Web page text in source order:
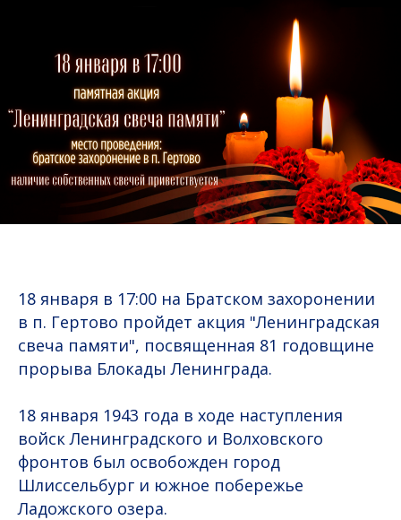
18 января в 17:00 на Братском захоронении
в п. Гертово пройдет акция "Ленинградская
свеча памяти", посвященная 81 годовщине
прорыва Блокады Ленинграда.
18 января 1943 года в ходе наступления
войск Ленинградского и Волховского
фронтов был освобожден город
Шлиссельбург и южное побережье
Ладожского озера.